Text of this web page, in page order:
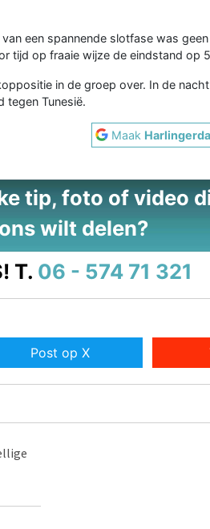
een spannende slotfase was
tijd op fraaie wijze de eindstand op
in de groep over. In de
tegen Tunesië.
Maak
tip, foto of video
wilt delen?
T. 06 - 574 71 321
Post op X